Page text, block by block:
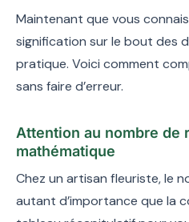
Maintenant que vous
signification sur le bout des
pratique. Voici comment
sans faire d’erreur.
Attention au nombre de
mathématique
Chez un artisan fleuriste, le
autant d’importance que la